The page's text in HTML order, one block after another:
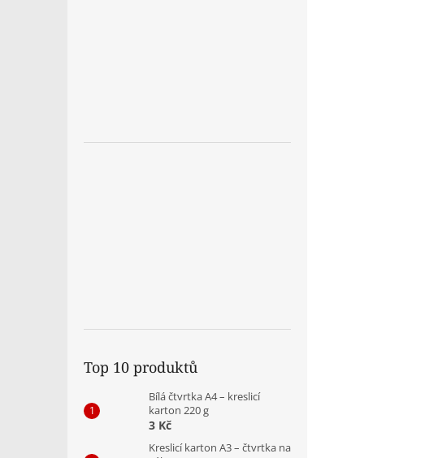
Top 10 produktů
Bílá čtvrtka A4 – kreslicí
karton 220 g
3 Kč
Kreslicí karton A3 – čtvrtka na